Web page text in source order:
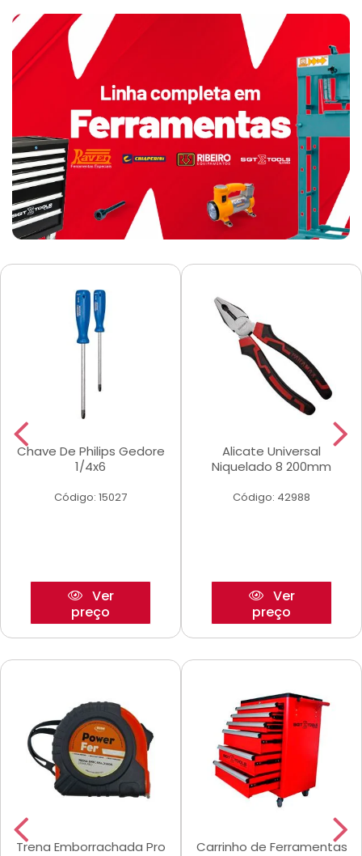
Chave De Philips Gedore
1/4x6
Código: 15027
Ver
preço
Alicate Universal
Niquelado 8 200mm
Código: 42988
Ver
preço
Trena Emborrachada Pro
Carrinho de Ferramentas